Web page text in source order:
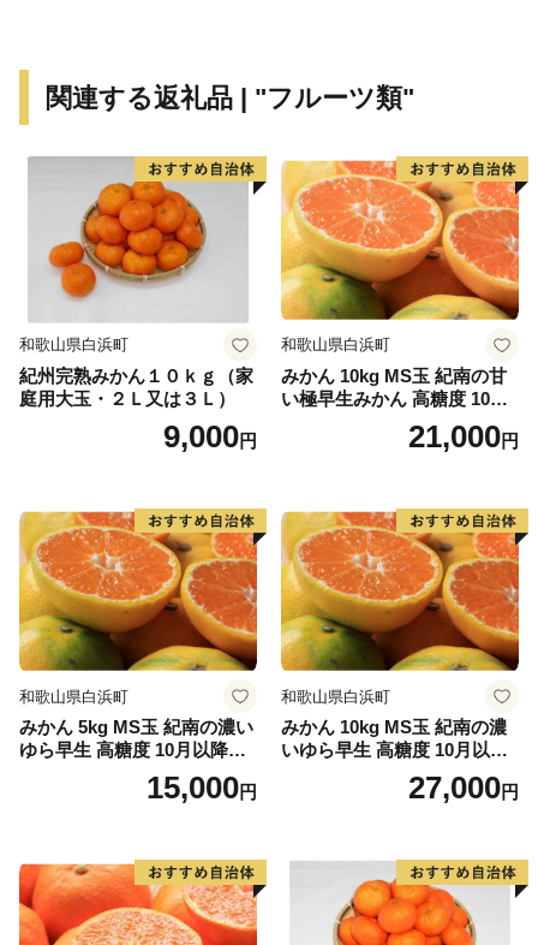
ります。
【ふるさと納税のお問い合わせ】
君津市ふるさと納税事務局
TEL 050-3526-0525
FAX 0968-82-8188
営業時間 9：00～18：00
（※土日祝日・年末年始期間休み）
＜メールでのお問合せ＞
kimitsu12@support-bpo.com
※オンラインでのワンストップ特例申請を受付開始
請】ができます
https://mypg.jp/
【ワンストップ特例申請書送付先】
〒299-1192
千葉県君津市久保２丁目１３番１号
君津市役所 財政部財政課宛
令和3年10月より普通郵便の
配達日数が変更になりましたので、
令和8年寄附分は
【令和9年1月10日必着】
関連する返礼品 | "フルーツ類"
和歌山県白浜町
紀州完熟みかん１０ｋｇ（家
庭用大玉・２Ｌ又は３Ｌ）
9,000円
和歌山県白浜町
みかん 10kg MS玉 紀南の甘
い極早生みかん 高糖度 10月
以降発送 マルチ被覆栽培
21,000円
和歌山県白浜町
みかん 5kg MS玉 紀南の濃い
ゆら早生 高糖度 10月以降発
送 マルチ被覆栽培15,000円
和歌山県白浜町
みかん 10kg MS玉 紀南の濃
いゆら早生 高糖度 10月以降
発送 マルチ被覆栽培27,000円